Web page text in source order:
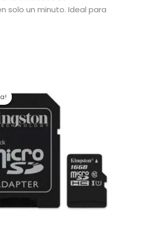
solo un minuto. Ideal para
precio
239,00.
precio
es:
$ 191,20.